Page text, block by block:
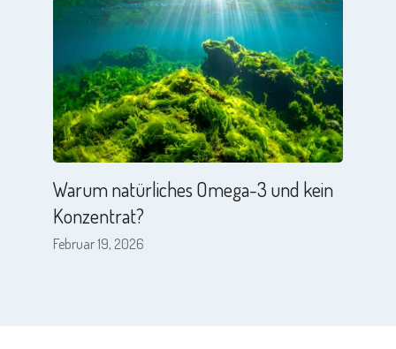
Warum natürliches Omega-3 und kein
Konzentrat?
Februar 19, 2026